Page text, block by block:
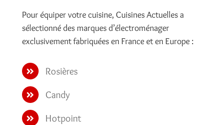
Pour équiper votre cuisine, Cuisines Actuelles a
sélectionné des marques d’électroménager
exclusivement fabriquées en France et en Europe :
Rosières
Candy
Hotpoint